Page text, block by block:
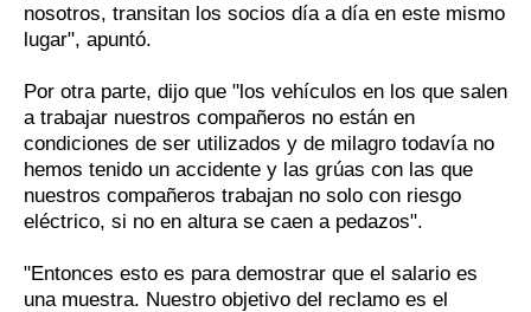
nosotros, transitan los socios día a día en este mismo
lugar", apuntó.
Por otra parte, dijo que "los vehículos en los que salen
a trabajar nuestros compañeros no están en
condiciones de ser utilizados y de milagro todavía no
hemos tenido un accidente y las grúas con las que
nuestros compañeros trabajan no solo con riesgo
eléctrico, si no en altura se caen a pedazos".
"Entonces esto es para demostrar que el salario es
una muestra. Nuestro objetivo del reclamo es el